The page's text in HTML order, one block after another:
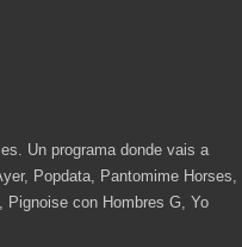
Un programa donde vais a
Popdata, Pantomime Horses,
Pignoise con Hombres G, Yo